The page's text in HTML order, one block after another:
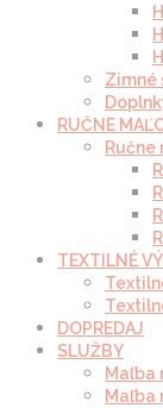
Zimné
RUČNE
Ručne
TEXTILNÉ
DOPREDAJ
SLUŽBY
Maľba
Maľba